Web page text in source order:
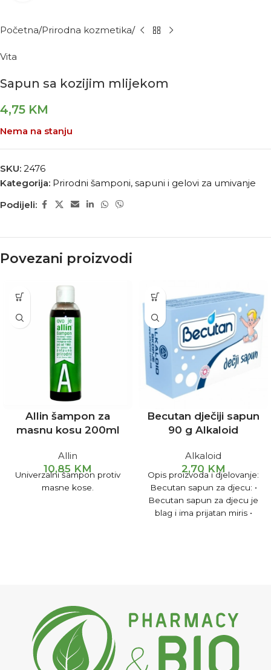
Početna Prirodna kozmetika
Vita
Sapun sa kozijim mlijekom
4,75 KM
Nema na stanju
SKU: 2476
Kategorija: Prirodni šamponi, sapuni i gelovi za umivanje
Podijeli:
Povezani proizvodi
Allin šampon za
masnu kosu 200ml
Allin
10,85 KM
Univerzalni šampon protiv
masne kose.
Becutan dječiji sapun
90 g Alkaloid
Alkaloid
2,70 KM
Opis proizvoda i djelovanje:
Becutan sapun za djecu: •
Becutan sapun za djecu je
blag i ima prijatan miris •